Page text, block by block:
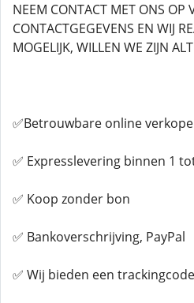
NEEM CONTACT MET ONS OP
CONTACTGEGEVENS EN WIJ
MOGELIJK, WILLEN WE ZIJN
✅Betrouwbare online
✅ Expresslevering binnen 1
✅ Koop zonder bon
✅ Bankoverschrijving, PayPal
✅ Wij bieden een trackingcode